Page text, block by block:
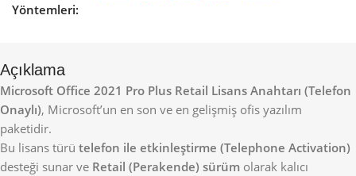
Yöntemleri:
Açıklama
Microsoft Office 2021 Pro Plus Retail Lisans Anahtarı (Telefon
Onaylı), Microsoft’un en son ve en gelişmiş ofis yazılım
paketidir.
Bu lisans türü telefon ile etkinleştirme (Telephone Activation)
desteği sunar ve Retail (Perakende) sürüm olarak kalıcı